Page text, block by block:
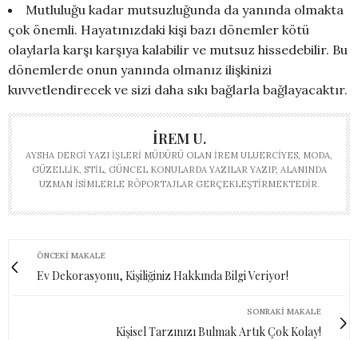
Mutluluğu kadar mutsuzluğunda da yanında olmakta
çok önemli. Hayatınızdaki kişi bazı dönemler kötü
olaylarla karşı karşıya kalabilir ve mutsuz hissedebilir. Bu
dönemlerde onun yanında olmanız ilişkinizi
kuvvetlendirecek ve sizi daha sıkı bağlarla bağlayacaktır.
İREM U.
AYSHA DERGI YAZI İŞLERI MÜDÜRÜ OLAN İREM ULUERCIYES, MODA,
GÜZELLIK, STIL, GÜNCEL KONULARDA YAZILAR YAZIP, ALANINDA
UZMAN ISIMLERLE RÖPORTAJLAR GERÇEKLEŞTIRMEKTEDIR.
ÖNCEKI MAKALE
Ev Dekorasyonu, Kişiliğiniz Hakkında Bilgi Veriyor!
SONRAKI MAKALE
Kişisel Tarzınızı Bulmak Artık Çok Kolay!